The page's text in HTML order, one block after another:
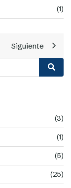
(3)
(1)
(5)
(25)
(1)
Siguiente